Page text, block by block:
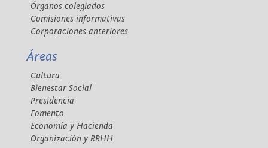
Órganos colegiados
Comisiones informativas
Corporaciones anteriores
Áreas
Cultura
Bienestar Social
Presidencia
Fomento
Economía y Hacienda
Organización y RRHH